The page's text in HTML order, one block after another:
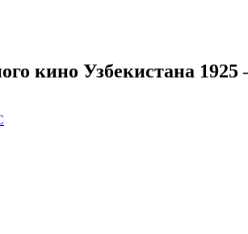
кино Узбекистана